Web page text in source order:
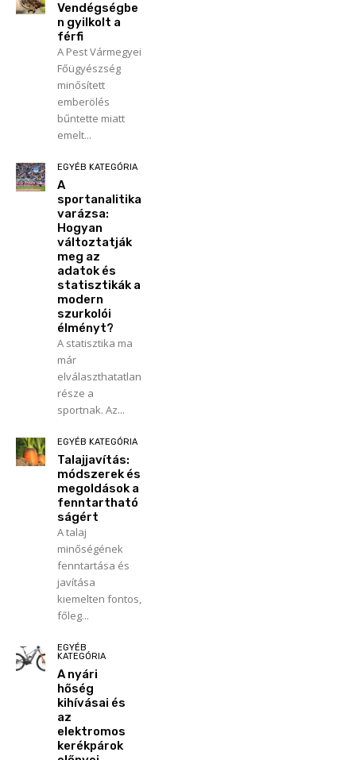
Vendégségbe
n gyilkolt a
férfi
A Pest Vármegyei
Főügyészség
minősített
emberölés
bűntette miatt
emelt...
EGYÉB KATEGÓRIA
A
sportanalitika
varázsa:
Hogyan
változtatják
meg az
adatok és
statisztikák a
modern
szurkolói
élményt?
A statisztika ma
már
elválaszthatatlan
része a
sportnak. Az...
EGYÉB KATEGÓRIA
Talajjavítás:
módszerek és
megoldások a
fenntartható
ságért
A talaj
minőségének
fenntartása és
javítása
kiemelten fontos,
főleg...
EGYÉB
KATEGÓRIA
A nyári
hőség
kihívásai és
az
elektromos
kerékpárok